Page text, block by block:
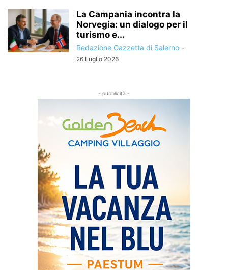
La Campania incontra la
Norvegia: un dialogo per il
turismo e...
Redazione Gazzetta di Salerno -
26 Luglio 2026
- pubblicità -